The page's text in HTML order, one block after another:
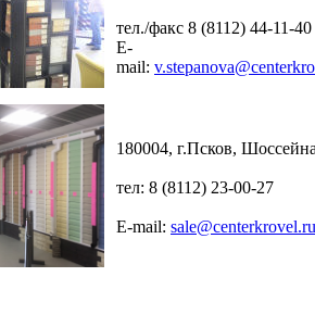
тел./факс 8 (8112) 44-11-40
E-
mail:
180004, г.Псков,
тел: 8 (8112) 23-00-27
E-mail: sale@centerkrovel.ru